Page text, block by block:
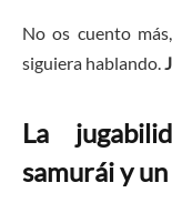
No os cuento
siguiera hablando.
La
samurái y